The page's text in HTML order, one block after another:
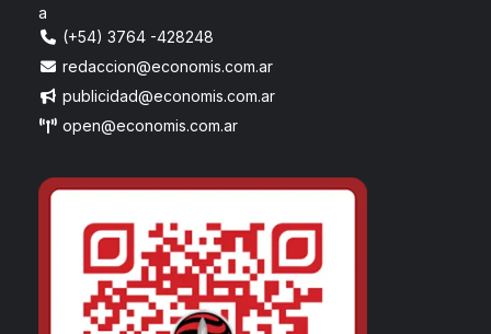
a
(+54) 3764 -428248
redaccion@economis.com.ar
publicidad@economis.com.ar
open@economis.com.ar